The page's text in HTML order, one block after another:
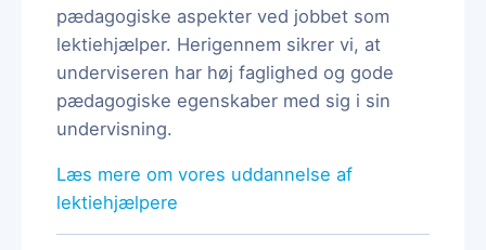
pædagogiske aspekter ved jobbet som
lektiehjælper. Herigennem sikrer vi, at
underviseren har høj faglighed og gode
pædagogiske egenskaber med sig i sin
undervisning.
Læs mere om vores uddannelse af
lektiehjælpere